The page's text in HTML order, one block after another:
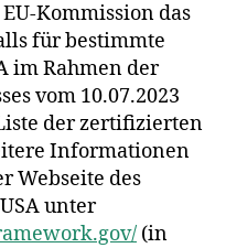
Kommission das
für bestimmte
im Rahmen der
vom 10.07.2023
der zertifizierten
Informationen
Webseite des
unter
(in